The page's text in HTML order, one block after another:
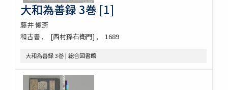
大和為善録 3巻 [1]
藤井 懶斎
和古書
[西村孫右衛門] 1689
大和為善録 3巻 | 総合図書館